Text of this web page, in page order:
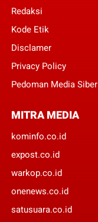
Redaksi
Kode Etik
Disclamer
Privacy Policy
Pedoman Media Siber
MITRA MEDIA
kominfo.co.id
expost.co.id
warkop.co.id
onenews.co.id
satusuara.co.id